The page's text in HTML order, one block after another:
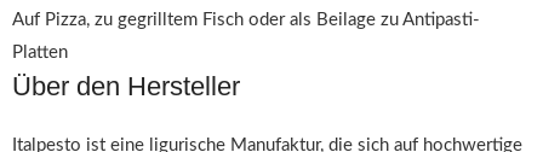
Auf Pizza, zu gegrilltem Fisch oder als Beilage zu Antipasti-
Platten
Über den Hersteller
Italpesto ist eine ligurische Manufaktur, die sich auf hochwertige